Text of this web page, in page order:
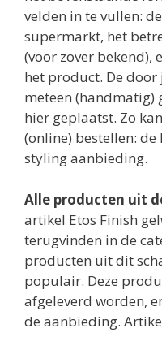
velden in te vullen:
supermarkt, het
(voor zover
het product. De
meteen (handmatig)
hier geplaatst. Zo
(online) bestellen: de
styling aanbieding.
Alle producten uit
artikel Etos Finish
terugvinden in de
producten uit dit
populair. Deze
afgeleverd worden,
de aanbieding.